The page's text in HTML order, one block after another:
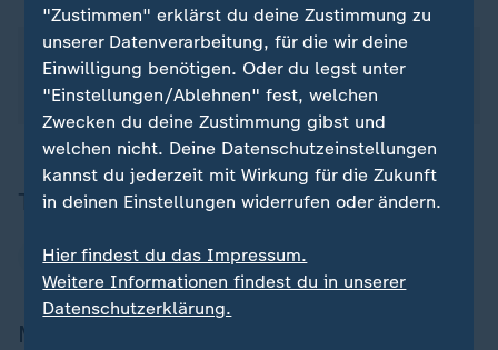
Über das Thema berichtete das ZDF am 21.04.2026
um 19:00 Uhr in dem Beitrag "Weltweite Krise der
Menschenrechte".
Thema
Donald Trump
Mehr zur WM
"Zustimmen" erklärst du deine Zustimmung zu
unserer Datenverarbeitung, für die wir deine
Einwilligung benötigen. Oder du legst unter
"Einstellungen/Ablehnen" fest, welchen
Zwecken du deine Zustimmung gibst und
welchen nicht. Deine Datenschutzeinstellungen
kannst du jederzeit mit Wirkung für die Zukunft
in deinen Einstellungen widerrufen oder ändern.
Hier findest du das Impressum.
Weitere Informationen findest du in unserer
Datenschutzerklärung.